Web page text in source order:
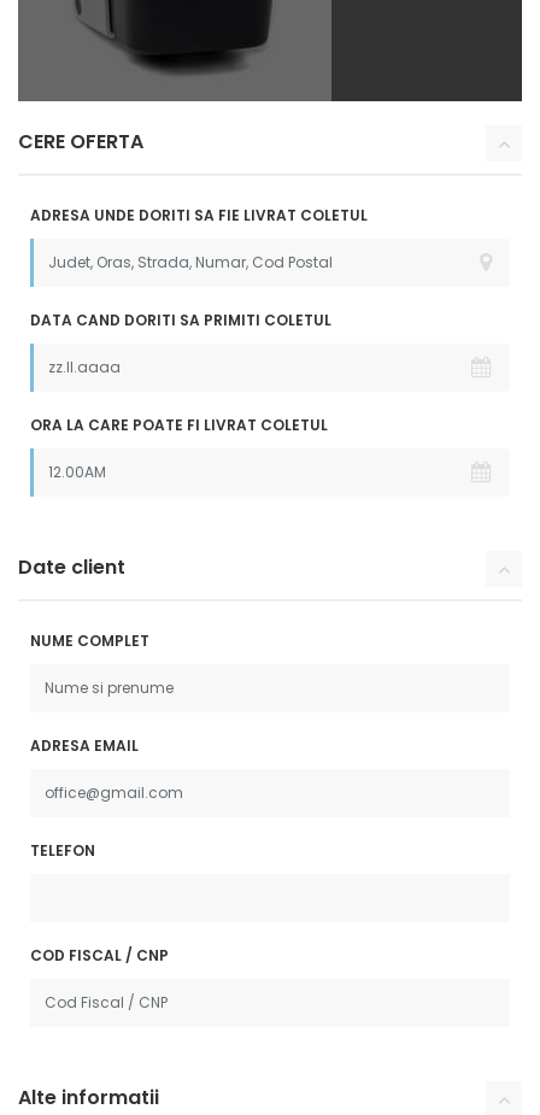
CERE OFERTA
ADRESA UNDE DORITI SA FIE LIVRAT COLETUL
DATA CAND DORITI SA PRIMITI COLETUL
ORA LA CARE POATE FI LIVRAT COLETUL
Date client
NUME COMPLET
ADRESA EMAIL
TELEFON
COD FISCAL / CNP
Alte informatii